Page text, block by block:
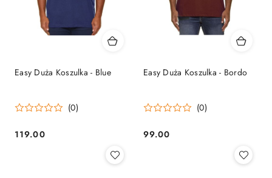
Easy Duża Koszulka - Blue
(0)
Cena:
119.00
Easy Duża Koszulka - Bordo
(0)
Cena:
99.00